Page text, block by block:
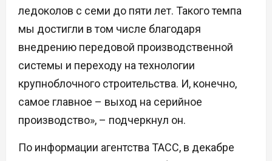
ледоколов с семи до пяти лет. Такого темпа
мы достигли в том числе благодаря
внедрению передовой производственной
системы и переходу на технологии
крупноблочного строительства. И, конечно,
самое главное – выход на серийное
производство», – подчеркнул он.
По информации агентства ТАСС, в декабре